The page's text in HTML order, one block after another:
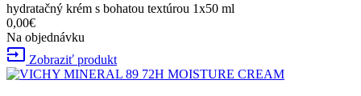
hydratačný krém s bohatou textúrou 1x50 ml
0,00€
Na objednávku
input Zobraziť produkt